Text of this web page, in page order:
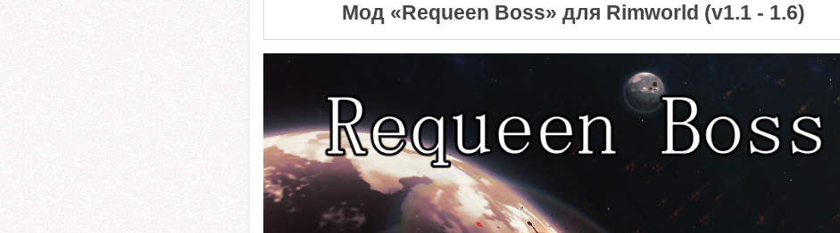
Мод «Requeen Boss» для Rimworld (v1.1 - 1.6)